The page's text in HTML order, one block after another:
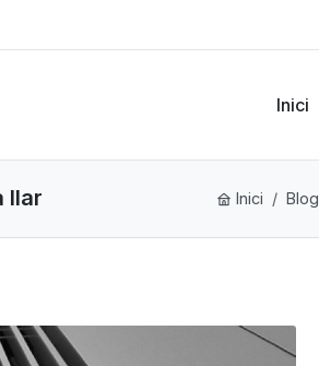
Inici
llar Inici Blog